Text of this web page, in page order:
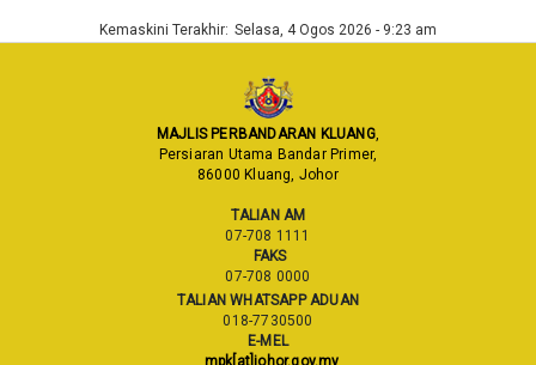
Kemaskini Terakhir: Selasa, 4 Ogos 2026 - 9:23 am
MAJLIS PERBANDARAN KLUANG,
Persiaran Utama Bandar Primer,
86000 Kluang, Johor
TALIAN AM
07-708 1111
FAKS
07-708 0000
TALIAN WHATSAPP ADUAN
018-7730500
E-MEL
mpk[at]johor.gov.my